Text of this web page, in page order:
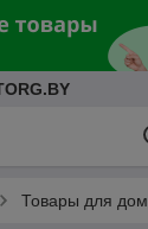
Товары для